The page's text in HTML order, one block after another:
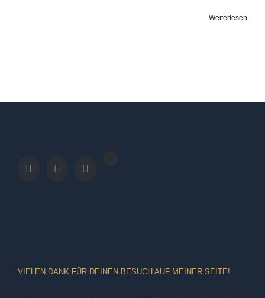
Weiterlesen
VIELEN DANK FÜR DEINEN BESUCH AUF MEINER SEITE!